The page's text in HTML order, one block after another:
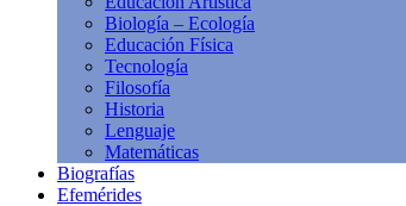
Biología – Ecología
Educación Física
Tecnología
Filosofía
Historia
Lenguaje
Matemáticas
Biografías
Efemérides